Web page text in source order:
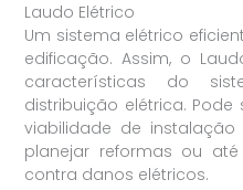
Laudo Elétrico
Um sistema elétrico
edificação. Assim, o
características do
distribuição elétrica.
viabilidade de
planejar reformas ou
contra danos elétricos.